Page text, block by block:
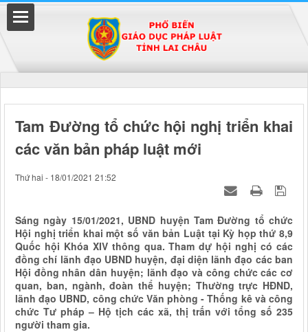
Tam Đường tổ chức hội nghị triển khai
các văn bản pháp luật mới
Thứ hai - 18/01/2021 21:52
Sáng ngày 15/01/2021, UBND huyện Tam Đường tổ chức
Hội nghị triển khai một số văn bản Luật tại Kỳ họp thứ 8,9
Quốc hội Khóa XIV thông qua. Tham dự hội nghị có các
đồng chí lãnh đạo UBND huyện, đại diện lãnh đạo các ban
Hội đồng nhân dân huyện; lãnh đạo và công chức các cơ
quan, ban, ngành, đoàn thể huyện; Thường trực HĐND,
lãnh đạo UBND, công chức Văn phòng - Thống kê và công
chức Tư pháp – Hộ tịch các xã, thị trấn với tổng số 235
người tham gia.
Đã kết nối EMC